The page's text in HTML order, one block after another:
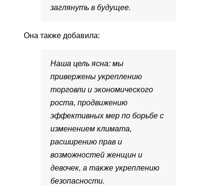
заглянуть в будущее.
Она также добавила:
Наша цель ясна: мы
привержены укреплению
торговли и экономического
роста, продвижению
эффективных мер по борьбе с
изменением климата,
расширению прав и
возможностей женщин и
девочек, а также укреплению
безопасности.